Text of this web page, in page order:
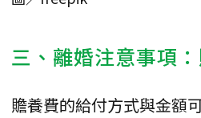
三、離婚注意事項
贍養費的給付方式與金額